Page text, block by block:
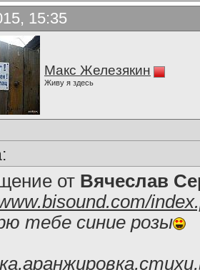
15:35
Макс Железякин
Живу я здесь
от Вячеслав
тебе синие розы